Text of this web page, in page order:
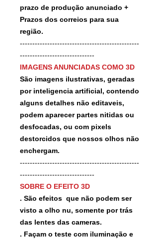
prazo de produção anunciado +
Prazos dos correios para sua
região.
------------------------------------------------
------------------------------
IMAGENS ANUNCIADAS COMO 3D
São imagens ilustrativas, geradas
por inteligencia artificial, contendo
alguns detalhes não editaveis,
podem aparecer partes nitidas ou
desfocadas, ou com pixels
destorcidos que nossos olhos não
enchergam.
------------------------------------------------
------------------------------
SOBRE O EFEITO 3D
. São efeitos que não podem ser
visto a olho nu, somente por trás
das lentes das cameras.
. Façam o teste com iluminação e